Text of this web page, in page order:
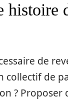
histoire
de
collectif de
? Proposer